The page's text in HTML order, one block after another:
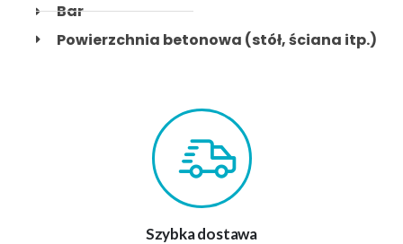
Bar
Powierzchnia betonowa (stół, ściana itp.)
Szybka dostawa